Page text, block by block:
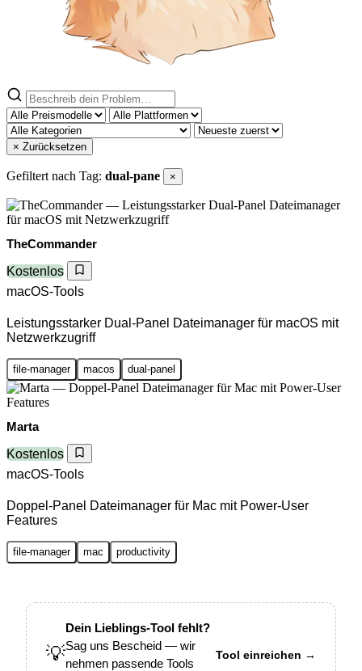
× Zurücksetzen
Gefiltert nach Tag: dual-pane ×
TheCommander
Kostenlos
macOS-Tools
Leistungsstarker Dual-Panel Dateimanager für macOS mit
Netzwerkzugriff
file-manager macos dual-panel
Marta
Kostenlos
macOS-Tools
Doppel-Panel Dateimanager für Mac mit Power-User
Features
file-manager mac productivity
💡
Dein Lieblings-Tool fehlt?
Sag uns Bescheid — wir
nehmen passende Tools
Tool einreichen →